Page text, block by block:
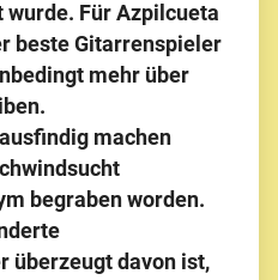
Für Azpilcueta
beste Gitarrenspieler
mehr über
machen
begraben worden.
überzeugt davon ist,